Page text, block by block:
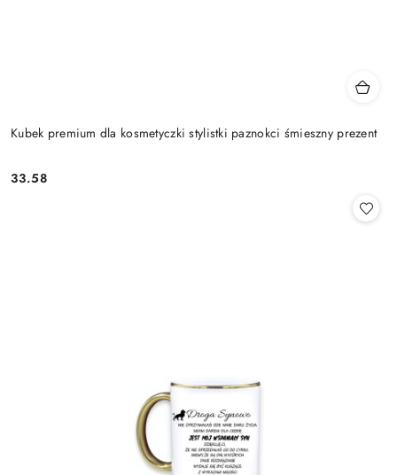
Kubek premium dla kosmetyczki stylistki paznokci śmieszny prezent
Cena:
33.58